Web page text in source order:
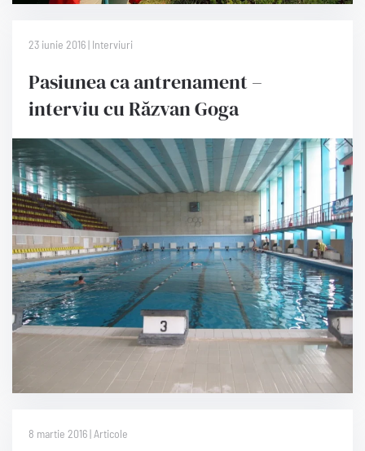
23 iunie 2016 | Interviuri
Pasiunea ca antrenament –
interviu cu Răzvan Goga
8 martie 2016 | Articole